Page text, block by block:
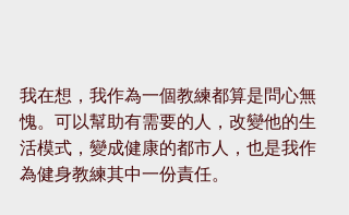
我在想，我作為一個教練都算是問心無
愧。可以幫助有需要的人，改變他的生
活模式，變成健康的都市人，也是我作
為健身教練其中一份責任。